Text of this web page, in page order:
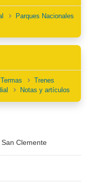
Parques Nacionales
Termas
Trenes
Notas y artículos
Clemente